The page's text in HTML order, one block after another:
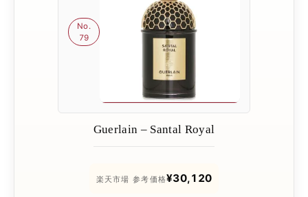
No.
79
Guerlain – Santal Royal
楽天市場 参考価格¥30,120